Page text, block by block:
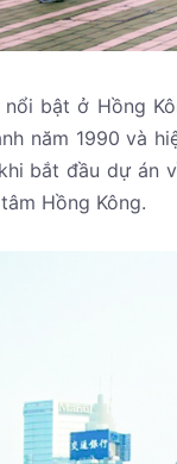
bật ở Hồng
năm 1990 và
bắt đầu dự án
Hồng Kông.